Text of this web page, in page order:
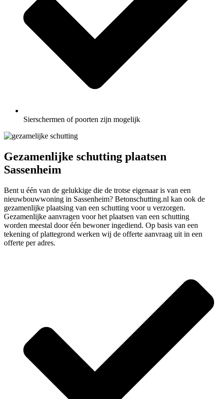
Sierschermen of poorten zijn mogelijk
Gezamenlijke schutting plaatsen
Sassenheim
Bent u één van de gelukkige die de trotse eigenaar is van een
nieuwbouwwoning in Sassenheim? Betonschutting.nl kan ook de
gezamenlijke plaatsing van een schutting voor u verzorgen.
Gezamenlijke aanvragen voor het plaatsen van een schutting
worden meestal door één bewoner ingediend. Op basis van een
tekening of plattegrond werken wij de offerte aanvraag uit in een
offerte per adres.